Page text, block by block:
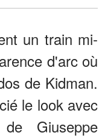
un train mi-
d'arc où
de Kidman.
le look avec
Giuseppe